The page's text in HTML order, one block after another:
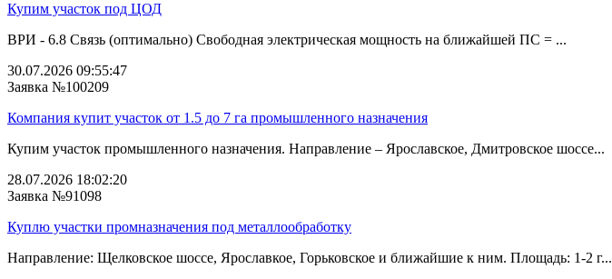
Купим участок под ЦОД
ВРИ - 6.8 Связь (оптимально) Свободная электрическая мощность на ближайшей ПС = ...
30.07.2026 09:55:47
Заявка №100209
Компания купит участок от 1.5 до 7 га промышленного назначения
Купим участок промышленного назначения. Направление – Ярославское, Дмитровское шоссе...
28.07.2026 18:02:20
Заявка №91098
Куплю участки промназначения под металлообработку
Направление: Щелковское шоссе, Ярославкое, Горьковское и ближайшие к ним. Площадь: 1-2 г...